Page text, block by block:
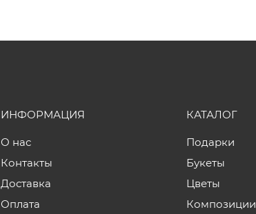
ИНФОРМАЦИЯ
О нас
Контакты
Доставка
Оплата
КАТАЛОГ
Подарки
Букеты
Цветы
Композиции